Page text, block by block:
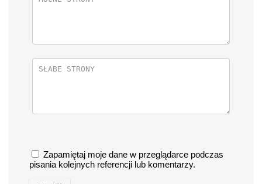
Zapamiętaj moje dane w przeglądarce podczas
pisania kolejnych referencji lub komentarzy.